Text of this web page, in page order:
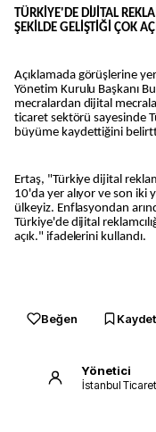
TÜRKİYE'DE DİJİTAL
ŞEKİLDE GELİŞTİĞİ ÇOK
Açıklamada görüşlerine
Yönetim Kurulu Başkanı
mecralardan dijital
ticaret sektörü sayesinde
büyüme kaydettiğini
Ertaş, "Türkiye dijital
10'da yer alıyor ve son iki
ülkeyiz. Enflasyondan
Türkiye'de dijital
açık." ifadelerini kullandı.
Beğen Kaydet
Yönetici
İstanbul